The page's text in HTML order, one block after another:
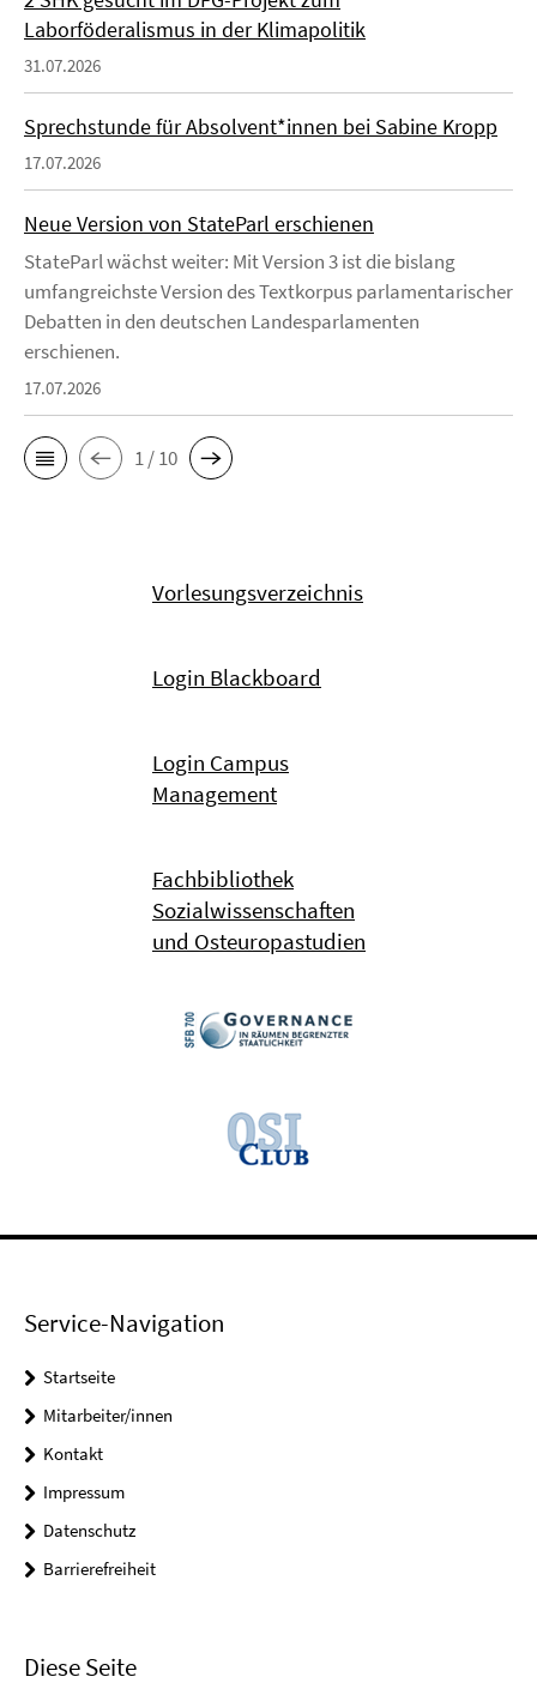
Laborföderalismus in der Klimapolitik
31.07.2026
Sprechstunde für Absolvent*innen bei Sabine Kropp
17.07.2026
Neue Version von StateParl erschienen
StateParl wächst weiter: Mit Version 3 ist die bislang
umfangreichste Version des Textkorpus parlamentarischer
Debatten in den deutschen Landesparlamenten
erschienen.
17.07.2026
1 / 10
Vorlesungsverzeichnis
Login Blackboard
Login Campus
Management
Fachbibliothek
Sozialwissenschaften
und Osteuropastudien
Service-Navigation
Startseite
Mitarbeiter/innen
Kontakt
Impressum
Datenschutz
Barrierefreiheit
Diese Seite